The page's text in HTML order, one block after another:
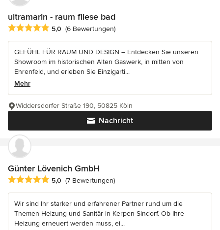
ultramarin - raum fliese bad
Durchschnittliche Bewertung: 5 von 5 Sternen
5,0 (6 Bewertungen)
GEFÜHL FÜR RAUM UND DESIGN – Entdecken Sie unseren
Showroom im historischen Alten Gaswerk, in mitten von
Ehrenfeld, und erleben Sie Einzigarti...
Mehr
Nachricht
Widdersdorfer Straße 190, 50825 Köln
Günter Lövenich GmbH
Durchschnittliche Bewertung: 5 von 5 Sternen
5,0 (7 Bewertungen)
Wir sind Ihr starker und erfahrener Partner rund um die
Themen Heizung und Sanitär in Kerpen-Sindorf. Ob Ihre
Heizung erneuert werden muss, ei...